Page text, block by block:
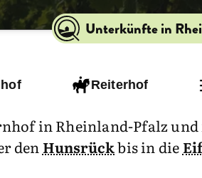
Unterkünfte in
Reiterhof
in Rheinland-Pfalz
den Hunsrückbis in die